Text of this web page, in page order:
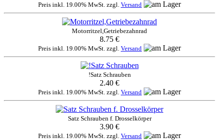
Preis inkl. 19.00% MwSt. zzgl. Versand
Motorritzel,Getriebezahnrad
8.75 €
Preis inkl. 19.00% MwSt. zzgl. Versand
!Satz Schrauben
2.40 €
Preis inkl. 19.00% MwSt. zzgl. Versand
Satz Schrauben f. Drosselkörper
3.90 €
Preis inkl. 19.00% MwSt. zzgl. Versand